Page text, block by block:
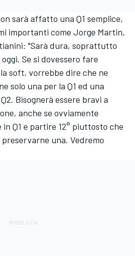
sarà affatto una Q1 semplice,
importanti come Jorge Martin,
: "Sarà dura, soprattutto
Se si dovessero fare
soft, vorrebbe dire che ne
solo una per la Q1 ed una
Bisognerà essere bravi a
anche se ovviamente
Q1 e partire 12° piuttosto che
preservarne una. Vedremo